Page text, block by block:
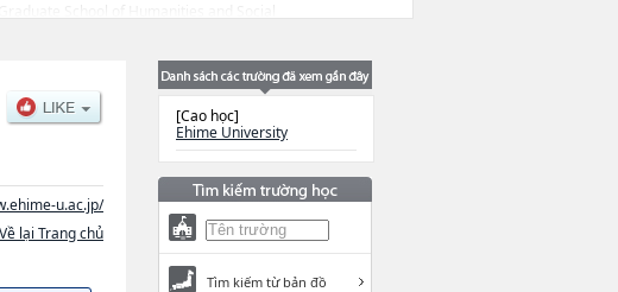
School of Humanities and Social
u.ac.jp/
lại Trang chủ
[Cao học]
Ehime University
Tìm kiếm từ bản đồ